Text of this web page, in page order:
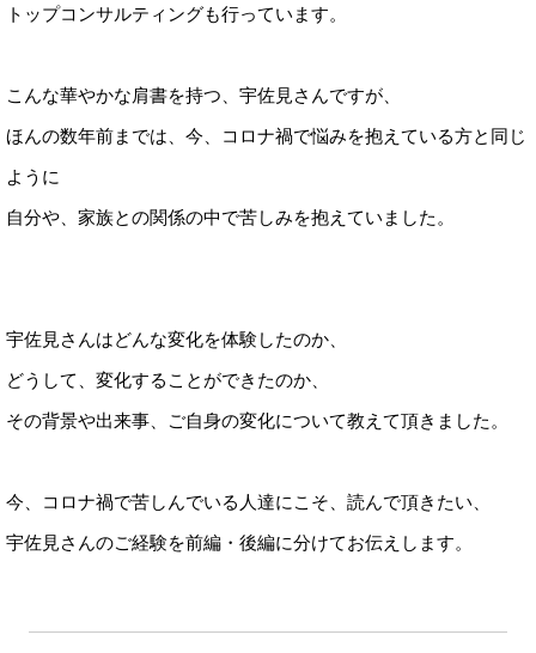
トップコンサルティングも行っています。
こんな華やかな肩書を持つ、宇佐見さんですが、
ほんの数年前までは、今、コロナ禍で悩みを抱えている方と同じ
ように
自分や、家族との関係の中で苦しみを抱えていました。
宇佐見さんはどんな変化を体験したのか、
どうして、変化することができたのか、
その背景や出来事、ご自身の変化について教えて頂きました。
今、コロナ禍で苦しんでいる人達にこそ、読んで頂きたい、
宇佐見さんのご経験を前編・後編に分けてお伝えします。